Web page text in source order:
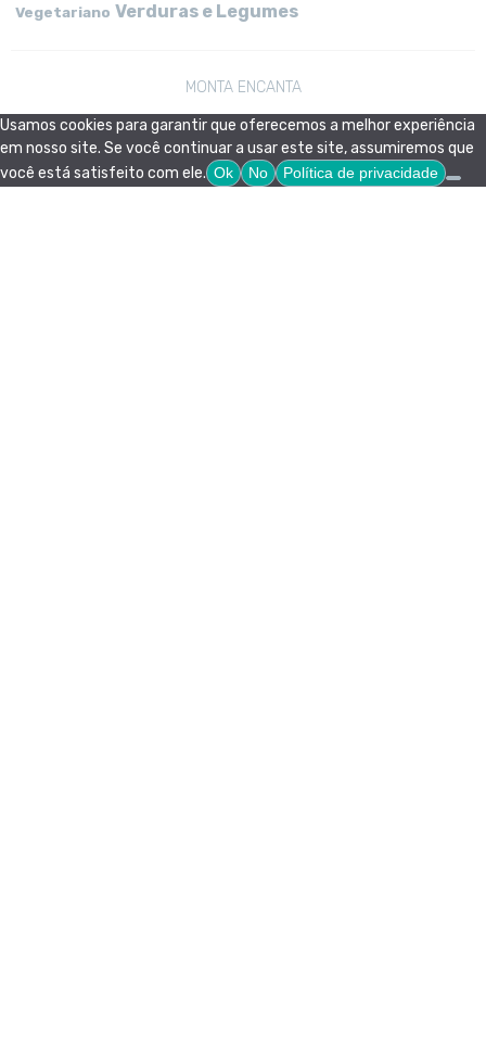
Vegetariano Verduras e Legumes
MONTA ENCANTA
Usamos cookies para garantir que oferecemos a melhor experiência
em nosso site. Se você continuar a usar este site, assumiremos que
você está satisfeito com ele. Ok No Política de privacidade